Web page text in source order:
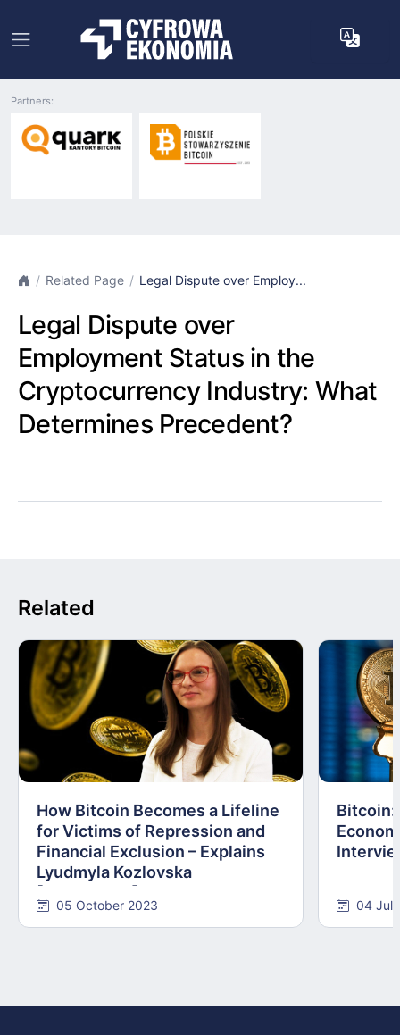
Partners:
Related Page Legal Dispute over Employ...
Legal Dispute over
Employment Status in the
Cryptocurrency Industry: What
Determines Precedent?
Related
How Bitcoin Becomes a Lifeline
for Victims of Repression and
Financial Exclusion – Explains
Lyudmyla Kozlovska
05 October 2023
Bitcoin:
04